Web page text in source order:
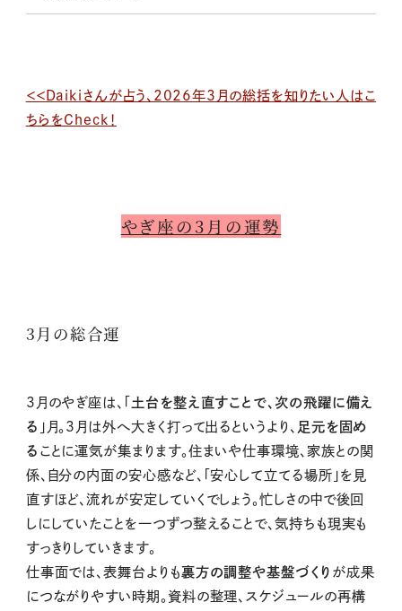
＜＜Daikiさんが占う、2026年3月の総括を知りたい人はこ
ちらをCheck！
やぎ座の3月の運勢
3月の総合運
3月のやぎ座は、「 土台を整え直すことで、次の飛躍に備え
る 」月。3月は外へ大きく打って出るというより、 足元を固め
る ことに運気が集まります。住まいや仕事環境、家族との関
係、自分の内面の安心感など、「安心して立てる場所」を見
直すほど、流れが安定していくでしょう。忙しさの中で後回
しにしていたことを一つずつ整えることで、気持ちも現実も
すっきりしていきます。
仕事面では、表舞台よりも裏方の調整や基盤づくり が成果
につながりやすい時期。資料の整理、スケジュールの再構